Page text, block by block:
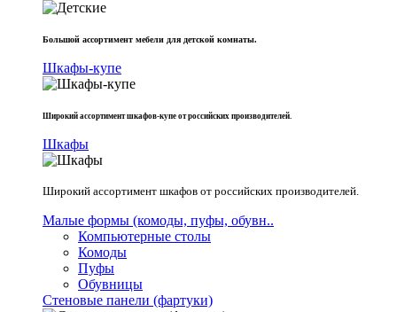
Большой ассортимент мебели для детской комнаты.
Шкафы-купе
Широкий ассортимент шкафов-купе от российских производителей.
Шкафы
Широкий ассортимент шкафов от российских производителей.
Малые формы (комоды, пуфы, обувн..
Компьютерные столы
Комоды
Пуфы
Обувницы
Стеновые панели (фартуки)